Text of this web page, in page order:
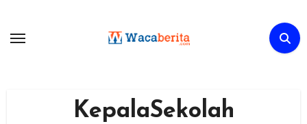
content
KepalaSekolah